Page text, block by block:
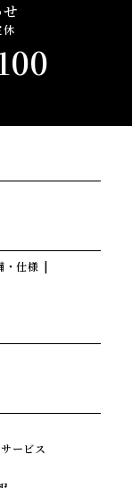
・仕様
ービス